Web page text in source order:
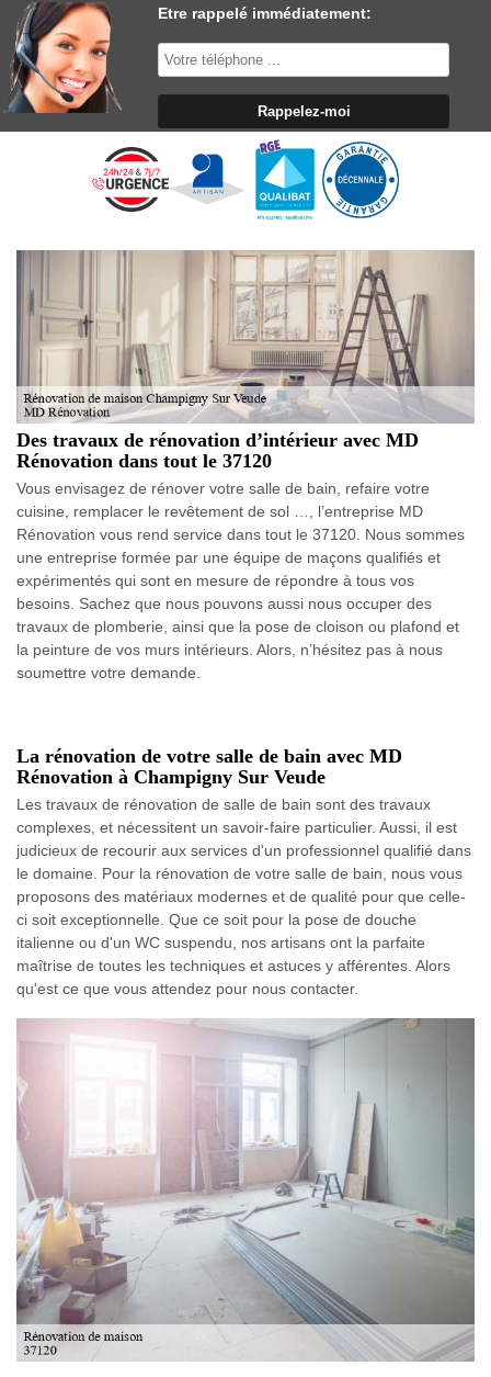
Etre rappelé immédiatement:
Des travaux de rénovation d’intérieur avec MD
Rénovation dans tout le 37120
Vous envisagez de rénover votre salle de bain, refaire votre
cuisine, remplacer le revêtement de sol …, l’entreprise MD
Rénovation vous rend service dans tout le 37120. Nous sommes
une entreprise formée par une équipe de maçons qualifiés et
expérimentés qui sont en mesure de répondre à tous vos
besoins. Sachez que nous pouvons aussi nous occuper des
travaux de plomberie, ainsi que la pose de cloison ou plafond et
la peinture de vos murs intérieurs. Alors, n’hésitez pas à nous
soumettre votre demande.
La rénovation de votre salle de bain avec MD
Rénovation à Champigny Sur Veude
Les travaux de rénovation de salle de bain sont des travaux
complexes, et nécessitent un savoir-faire particulier. Aussi, il est
judicieux de recourir aux services d'un professionnel qualifié dans
le domaine. Pour la rénovation de votre salle de bain, nous vous
proposons des matériaux modernes et de qualité pour que celle-
ci soit exceptionnelle. Que ce soit pour la pose de douche
italienne ou d'un WC suspendu, nos artisans ont la parfaite
maîtrise de toutes les techniques et astuces y afférentes. Alors
qu'est ce que vous attendez pour nous contacter.